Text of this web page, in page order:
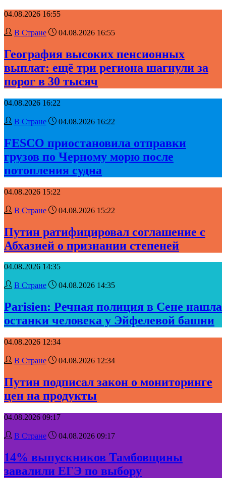
04.08.2026 16:55
В Стране 04.08.2026 16:55
География высоких пенсионных
выплат: ещё три региона шагнули за
порог в 30 тысяч
04.08.2026 16:22
В Стране 04.08.2026 16:22
FESCO приостановила отправки
грузов по Черному морю после
потопления судна
04.08.2026 15:22
В Стране 04.08.2026 15:22
Путин ратифицировал соглашение с
Абхазией о признании степеней
04.08.2026 14:35
В Стране 04.08.2026 14:35
Parisien: Речная полиция в Сене нашла
останки человека у Эйфелевой башни
04.08.2026 12:34
В Стране 04.08.2026 12:34
Путин подписал закон о мониторинге
цен на продукты
04.08.2026 09:17
В Стране 04.08.2026 09:17
14% выпускников Тамбовщины
завалили ЕГЭ по выбору